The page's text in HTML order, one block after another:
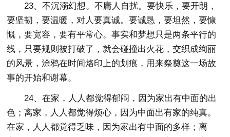
23、不沉溺幻想。不庸人自扰。要快乐，要开朗，
要坚韧，要温暖，对人要真诚。要诚恳，要坦然，要慷
慨，要宽容，要有平常心。事实和梦想只是两条平行的
线，只要规则被打破了，就会碰撞出火花，交织成绚丽
的风景，涂鸦在时间烙印上的划痕，用来祭奠这一场故
事的开始和谢幕。
24、在家，人人都觉得郁闷，因为家出有中面的出
色；离家，人人都觉得烦心，因为中面出有家的纯真。
在家，人人都觉得乏味，因为家出有中面的多样；离